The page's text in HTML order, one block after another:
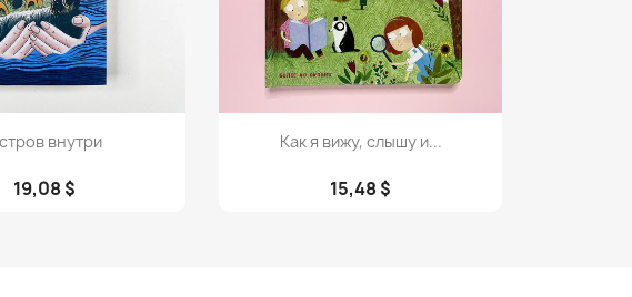
Просмотр
внутри
19,08 $
Просмотр
Как я вижу, слышу и...
15,48 $